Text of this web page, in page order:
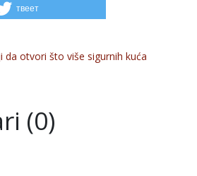
твеет
otvori što više sigurnih kuća
(0)